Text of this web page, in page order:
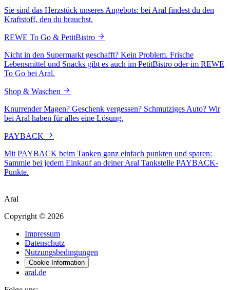
Sie sind das Herzstück unseres Angebots: bei Aral findest du den
Kraftstoff, den du brauchst.
REWE To Go & PetitBistro
Nicht in den Supermarkt geschafft? Kein Problem. Frische
Lebensmittel und Snacks gibt es auch im PetitBistro oder im REWE
To Go bei Aral.
Shop & Waschen
Knurrender Magen? Geschenk vergessen? Schmutziges Auto? Wir
bei Aral haben für alles eine Lösung.
PAYBACK
Mit PAYBACK beim Tanken ganz einfach punkten und sparen:
Sammle bei jedem Einkauf an deiner Aral Tankstelle PAYBACK-
Punkte.
Aral
Copyright © 2026
Impressum
Datenschutz
Nutzungsbedingungen
Cookie Information
aral.de